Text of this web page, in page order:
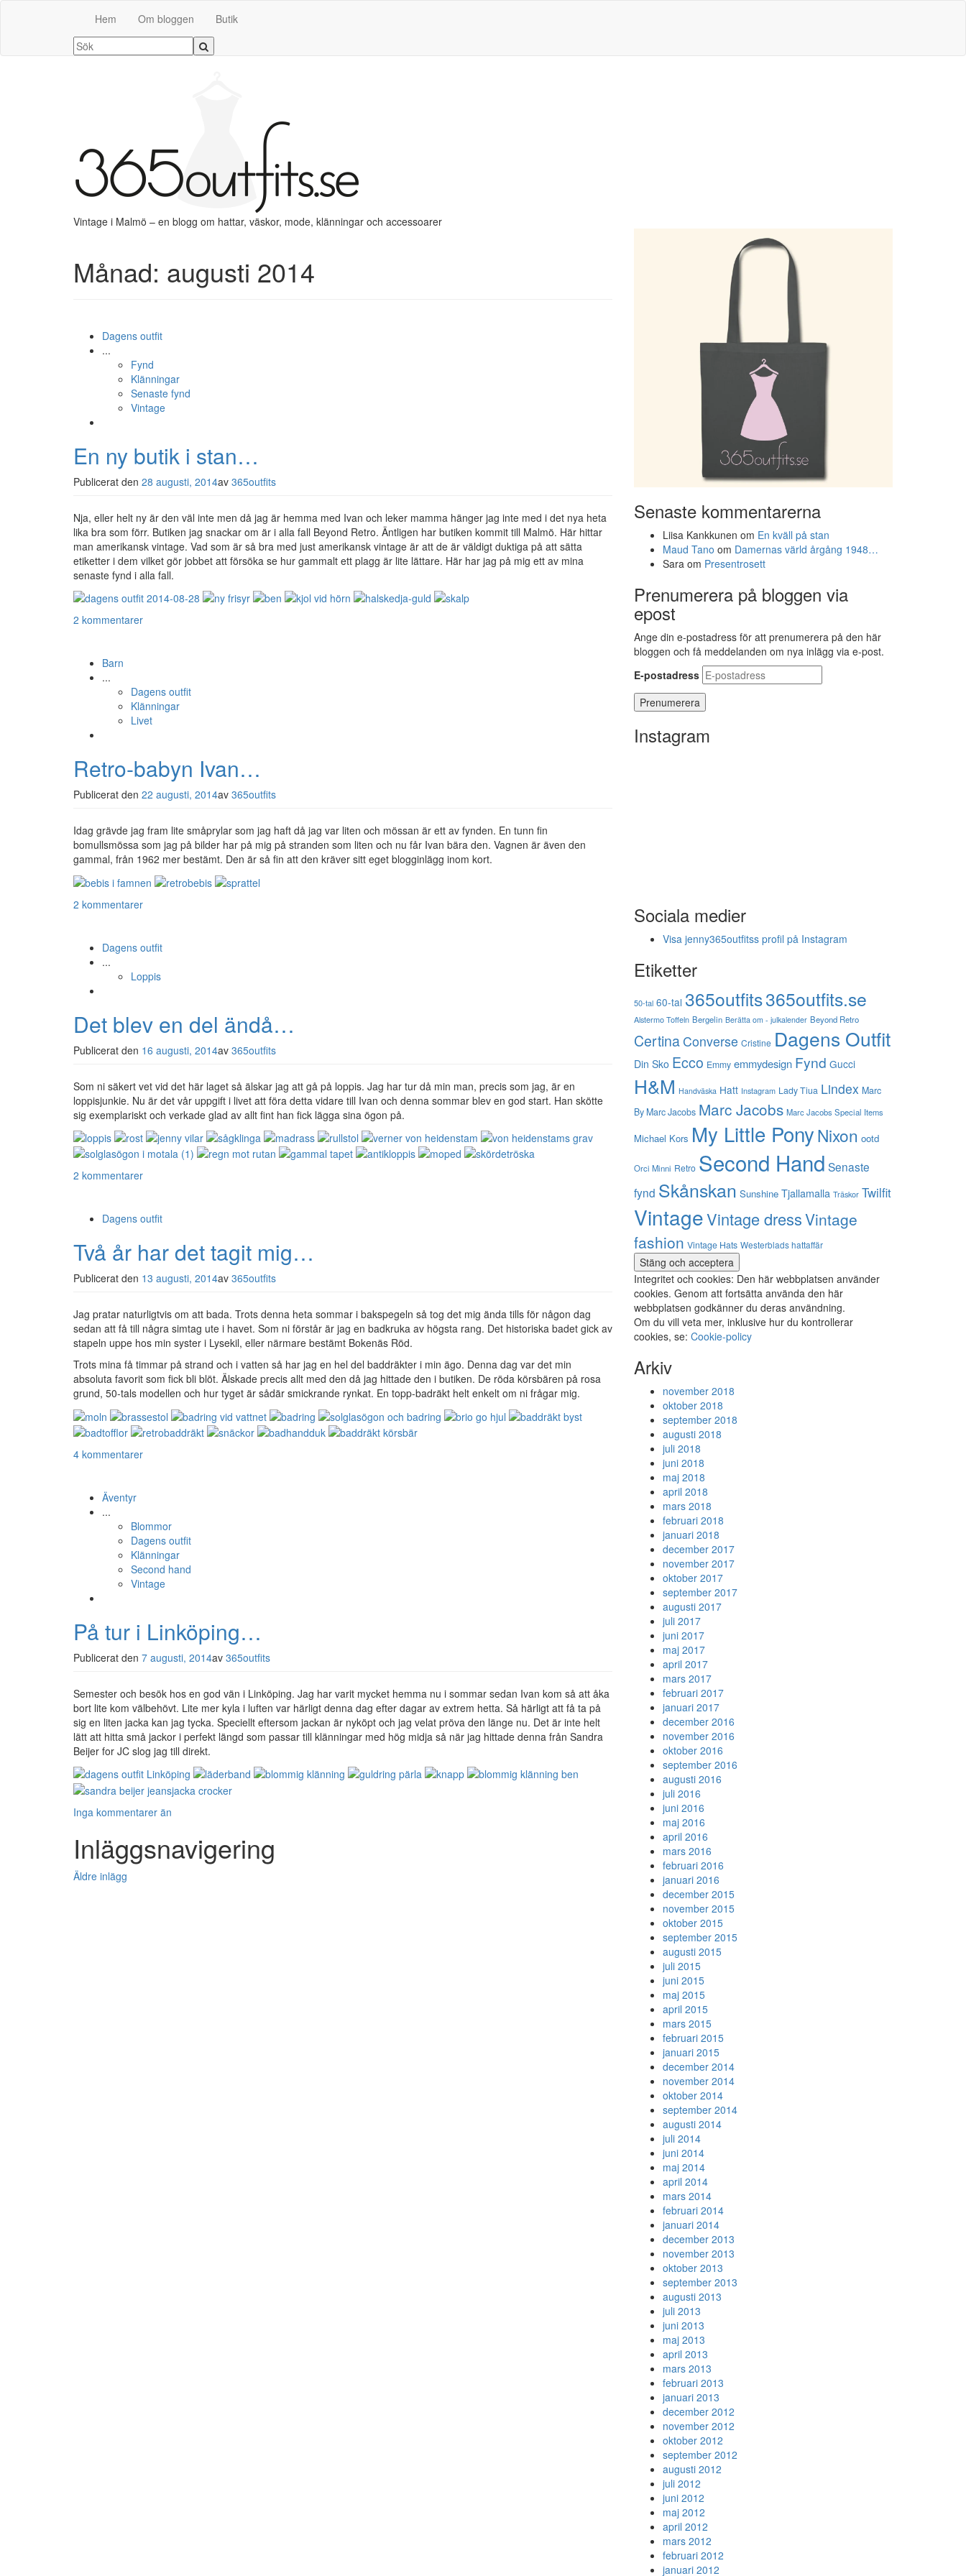
Hem Om bloggen Butik
Vintage i Malmö – en blogg om hattar, väskor, mode, klänningar och accessoarer
Månad: augusti 2014
Dagens outfit
...
Fynd
Klänningar
Senaste fynd
Vintage
En ny butik i stan…
Publicerat den 28 augusti, 2014av 365outfits
Nja, eller helt ny är den väl inte men då jag är hemma med Ivan och leker mamma hänger jag inte med i det nya heta
lika bra som förr. Butiken jag snackar om är i alla fall Beyond Retro. Äntligen har butiken kommit till Malmö. Här hittar
man amerikansk vintage. Vad som är så bra med just amerikansk vintage är att de är väldigt duktiga på att sätta
etiketter i dem vilket gör jobbet att försöka se hur gammalt ett plagg är lite lättare. Här har jag på mig ett av mina
senaste fynd i alla fall.
2 kommentarer
Barn
...
Dagens outfit
Klänningar
Livet
Retro-babyn Ivan…
Publicerat den 22 augusti, 2014av 365outfits
Idag grävde jag fram lite småprylar som jag haft då jag var liten och mössan är ett av fynden. En tunn fin
bomullsmössa som jag på bilder har på mig på stranden som liten och nu får Ivan bära den. Vagnen är även den
gammal, från 1962 mer bestämt. Den är så fin att den kräver sitt eget blogginlägg inom kort.
2 kommentarer
Dagens outfit
...
Loppis
Det blev en del ändå…
Publicerat den 16 augusti, 2014av 365outfits
Som ni säkert vet vid det här laget så älskar jag att gå på loppis. Jag har tur då min man, precis som jag, är en
loppisjunkie. Nu är det vår uppgift i livet att föra detta vidare till Ivan och denna sommar blev en god start. Han skötte
sig exemplariskt och verkade glad av allt fint han fick lägga sina ögon på.
2 kommentarer
Dagens outfit
Två år har det tagit mig…
Publicerat den 13 augusti, 2014av 365outfits
Jag pratar naturligtvis om att bada. Trots denna heta sommar i bakspegeln så tog det mig ända tills för någon dag
sedan att få till några simtag ute i havet. Som ni förstår är jag en badkruka av högsta rang. Det historiska badet gick av
stapeln uppe hos min syster i Lysekil, eller närmare bestämt Bokenäs Röd.
Trots mina få timmar på strand och i vatten så har jag en hel del baddräkter i min ägo. Denna dag var det min
absoluta favorit som fick bli blöt. Älskade precis allt med den då jag hittade den i butiken. De röda körsbären på rosa
grund, 50-tals modellen och hur tyget är sådär smickrande rynkat. En topp-badräkt helt enkelt om ni frågar mig.
4 kommentarer
Äventyr
...
Blommor
Dagens outfit
Klänningar
Second hand
Vintage
På tur i Linköping…
Publicerat den 7 augusti, 2014av 365outfits
Semester och besök hos en god vän i Linköping. Jag har varit mycket hemma nu i sommar sedan Ivan kom så att åka
bort lite kom välbehövt. Lite mer kyla i luften var härligt denna dag efter dagar av extrem hetta. Så härligt att få ta på
sig en liten jacka kan jag tycka. Speciellt eftersom jackan är nyköpt och jag velat pröva den länge nu. Det är inte helt
lätt att hitta små jackor i perfekt längd som passar till klänningar med hög midja så när jag hittade denna från Sandra
Beijer for JC slog jag till direkt.
Inga kommentarer än
Inläggsnavigering
Äldre inlägg
Senaste kommentarerna
Liisa Kankkunen om En kväll på stan
Maud Tano om Damernas värld årgång 1948…
Sara om Presentrosett
Prenumerera på bloggen via
epost
Ange din e-postadress för att prenumerera på den här
bloggen och få meddelanden om nya inlägg via e-post.
E-postadress
Instagram
Sociala medier
Visa jenny365outfitss profil på Instagram
Etiketter
50-tal 60-tal 365outfits365outfits.se
Alstermo Toffeln Bergelin Berätta om - julkalender Beyond Retro
CertinaConverse Cristine Dagens Outfit
Din Sko Ecco Emmy emmydesign Fynd Gucci
H&M Handväska Hatt Instagram Lady Tiua Lindex Marc
By Marc Jacobs Marc Jacobs Marc Jacobs Special Items
Michael Kors My Little PonyNixon ootd
Orci Minni Retro Second Hand Senaste
fynd Skånskan Sunshine Tjallamalla Träskor Twilfit
VintageVintage dressVintage
fashion Vintage Hats Westerblads hattaffär
Integritet och cookies: Den här webbplatsen använder
cookies. Genom att fortsätta använda den här
webbplatsen godkänner du deras användning.
Om du vill veta mer, inklusive hur du kontrollerar
cookies, se: Cookie-policy
Arkiv
november 2018
oktober 2018
september 2018
augusti 2018
juli 2018
juni 2018
maj 2018
april 2018
mars 2018
februari 2018
januari 2018
december 2017
november 2017
oktober 2017
september 2017
augusti 2017
juli 2017
juni 2017
maj 2017
april 2017
mars 2017
februari 2017
januari 2017
december 2016
november 2016
oktober 2016
september 2016
augusti 2016
juli 2016
juni 2016
maj 2016
april 2016
mars 2016
februari 2016
januari 2016
december 2015
november 2015
oktober 2015
september 2015
augusti 2015
juli 2015
juni 2015
maj 2015
april 2015
mars 2015
februari 2015
januari 2015
december 2014
november 2014
oktober 2014
september 2014
augusti 2014
juli 2014
juni 2014
maj 2014
april 2014
mars 2014
februari 2014
januari 2014
december 2013
november 2013
oktober 2013
september 2013
augusti 2013
juli 2013
juni 2013
maj 2013
april 2013
mars 2013
februari 2013
januari 2013
december 2012
november 2012
oktober 2012
september 2012
augusti 2012
juli 2012
juni 2012
maj 2012
april 2012
mars 2012
februari 2012
januari 2012